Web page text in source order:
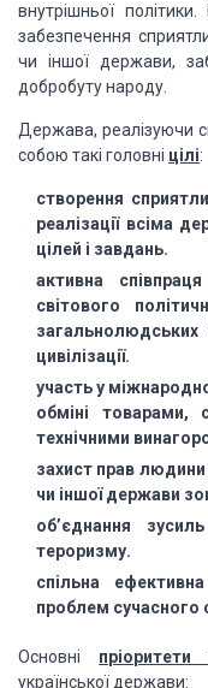
внутрішньої
забезпечення
чи іншої держави,
добробуту народу.
Держава, реалізуючи
собою такі головні цілі:
створення
реалізації всіма
цілей і завдань.
активна
світового
загальнолюдських
цивілізації.
участь у
обміні товарами,
технічними
захист прав людини
чи іншої держави
об’єднання
тероризму.
спільна
проблем сучасного
Основні
української держави: